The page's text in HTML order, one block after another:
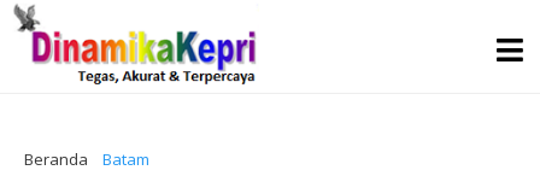
Beranda Batam